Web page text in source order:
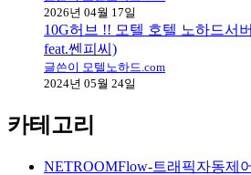
2026년 04월 17일
10G허브 !! 모텔 호텔 노하드서
feat.쎈피씨)
글쓴이 모텔노하드.com
2024년 05월 24일
카테고리
NETROOMFlow-트래픽자동제어